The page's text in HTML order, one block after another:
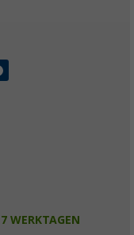
WERKTAGEN